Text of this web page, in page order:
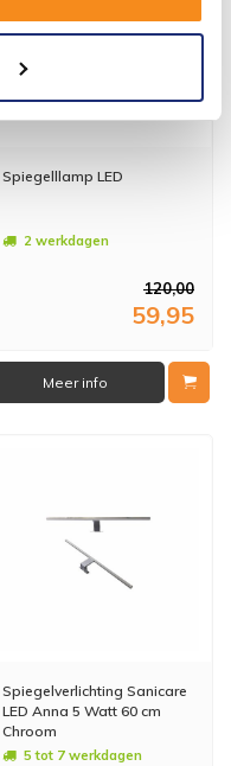
Spiegelllamp LED
2 werkdagen
120,00
59,95
Meer info
Spiegelverlichting Sanicare
LED Anna 5 Watt 60 cm
Chroom
5 tot 7 werkdagen